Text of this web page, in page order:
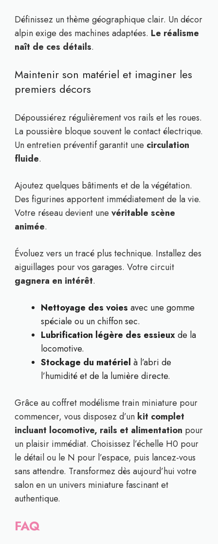
Définissez un thème géographique clair. Un décor
alpin exige des machines adaptées. Le réalisme
naît de ces détails.
Maintenir son matériel et imaginer les
premiers décors
Dépoussiérez régulièrement vos rails et les roues.
La poussière bloque souvent le contact électrique.
Un entretien préventif garantit une circulation
fluide.
Ajoutez quelques bâtiments et de la végétation.
Des figurines apportent immédiatement de la vie.
Votre réseau devient une véritable scène
animée.
Évoluez vers un tracé plus technique. Installez des
aiguillages pour vos garages. Votre circuit
gagnera en intérêt.
Nettoyage des voies avec une gomme
spéciale ou un chiffon sec.
Lubrification légère des essieuxde la
locomotive.
Stockage du matériel à l’abri de
l’humidité et de la lumière directe.
Grâce au coffret modélisme train miniature pour
commencer, vous disposez d’un kit complet
incluant locomotive, rails et alimentation pour
un plaisir immédiat. Choisissez l’échelle H0 pour
le détail ou le N pour l’espace, puis lancez-vous
sans attendre. Transformez dès aujourd’hui votre
salon en un univers miniature fascinant et
authentique.
FAQ